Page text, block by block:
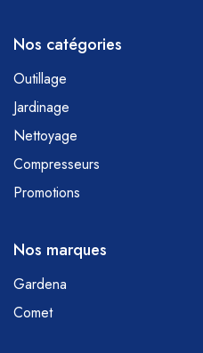
Nos catégories
Outillage
Jardinage
Nettoyage
Compresseurs
Promotions
Nos marques
Gardena
Comet